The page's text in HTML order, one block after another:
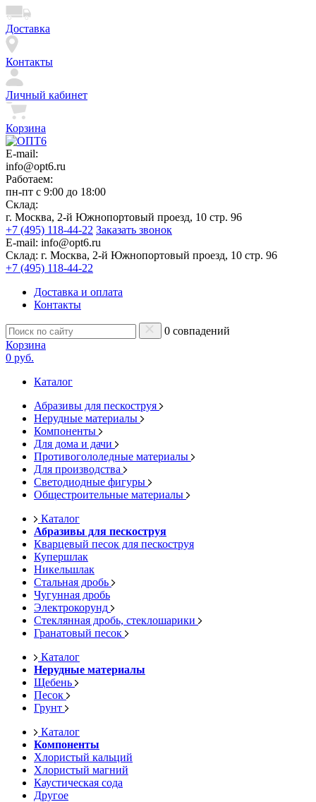
Доставка
Контакты
Личный кабинет
Корзина
E-mail:
info@opt6.ru
Работаем:
пн-пт с 9:00 до 18:00
Склад:
г. Москва, 2-й Южнопортовый проезд, 10 стр. 96
+7 (495) 118-44-22 Заказать звонок
E-mail: info@opt6.ru
Склад: г. Москва, 2-й Южнопортовый проезд, 10 стр. 96
+7 (495) 118-44-22
Доставка и оплата
Контакты
0 совпадений
Корзина
0 руб.
Каталог
Абразивы для пескоструя
Нерудные материалы
Компоненты
Для дома и дачи
Противогололедные материалы
Для производства
Светодиодные фигуры
Общестроительные материалы
Каталог
Абразивы для пескоструя
Кварцевый песок для пескоструя
Купершлак
Никельшлак
Стальная дробь
Чугунная дробь
Электрокорунд
Стеклянная дробь, стеклошарики
Гранатовый песок
Каталог
Нерудные материалы
Щебень
Песок
Грунт
Каталог
Компоненты
Хлористый кальций
Хлористый магний
Каустическая сода
Другое